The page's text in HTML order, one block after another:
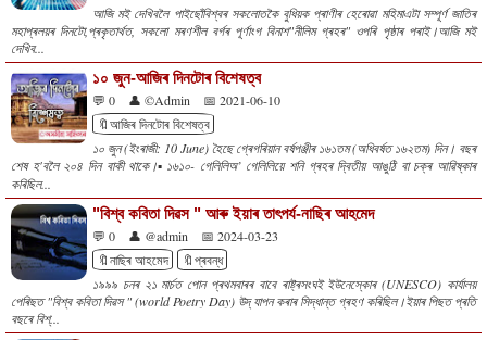
আজি মই দেখিবলৈ পাইছোঁবিশ্বৰ সকলোতকৈ বুধিয়ক প্ৰাণীৰ হেৰোৱা মহিমাএটা সম্পূৰ্ণ জাতিৰ
মহাপ্ৰলয়ৰ দিনটো,প্ৰকৃতাৰ্থত, সকলো মৰণশীল বৰ্গৰ পূৰ্ণাংগ বিনাশ"নীলিম গ্ৰহৰ" ওপৰি পৃষ্ঠাৰ পৰাই।আজি মই
দেখিব...
১০ জুন-আজিৰ দিনটোৰ বিশেষত্ব
💬 0 👤 ©Admin
📅 2021-06-10
🔖আজিৰ দিনটোৰ বিশেষত্ব
১০ জুন (ইংৰাজী: 10 June) হৈছে গ্ৰেগৰিয়ান বৰ্ষপঞ্জীৰ ১৬১তম (অধিবৰ্ষত ১৬২তম) দিন। বছৰ
শেষ হ'বলৈ ২০৪ দিন বাকী থাকে।▪️১৬১০- গেলিলিঅ’ গেলিলিয়ে শনি গ্ৰহৰ দ্বিতীয় আঙুঠি বা চক্ৰ আৱিষ্কাৰ
কৰিছিল...
"বিশ্ব কবিতা দিৱস " আৰু ইয়াৰ তাৎপৰ্য-নাছিৰ আহমেদ
💬 0 👤 @admin
📅 2024-03-23
🔖নাছিৰ আহমেদ
🔖প্ৰবন্ধ
১৯৯৯ চনৰ ২১ মাৰ্চত পোন প্ৰথমবাৰৰ বাবে ৰাষ্ট্ৰসংঘই ইউনেস্কোৰ (UNESCO) কাৰ্যালয়
পেৰিছত "বিশ্ব কবিতা দিৱস " (world Poetry Day) উদ্ যাপন কৰাৰ সিদ্ধান্ত গ্ৰহণ কৰিছিল।ইয়াৰ পিছত প্ৰতি
বছৰে বিশ্...